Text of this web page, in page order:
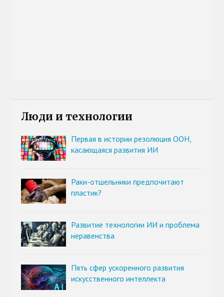
Люди и технологии
Первая в истории резолюция ООН,
касающаяся развития ИИ
Раки-отшельники предпочитают
пластик?
Развитие технологии ИИ и проблема
неравенства
Пять сфер ускоренного развития
искусственного интеллекта